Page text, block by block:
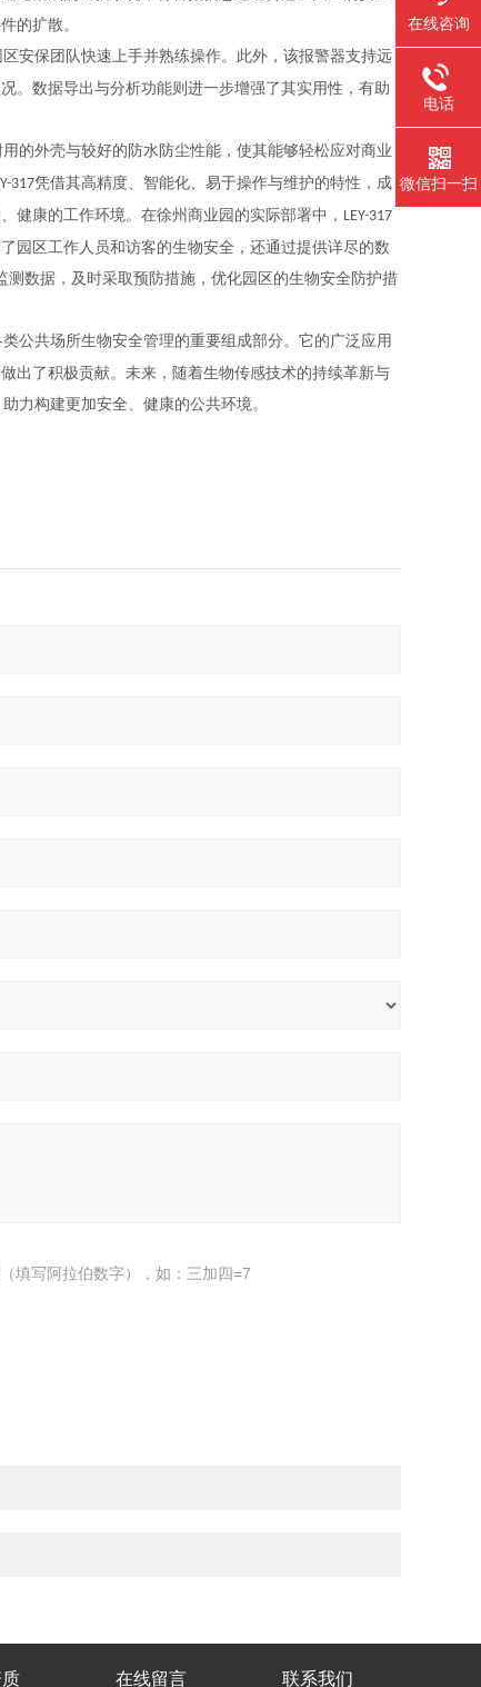
的扩散。
安保团队快速上手并熟练操作。此外，该报警器支持远
。数据导出与分析功能则进一步增强了其实用性，有助
的外壳与较好的防水防尘性能，使其能够轻松应对商业
317凭借其高精度、智能化、易于操作与维护的特性，成
健康的工作环境。在徐州商业园的实际部署中， LEY-317
园区工作人员和访客的生物安全，还通过提供详尽的数
数据，及时采取预防措施，优化园区的生物安全防护措
公共场所生物安全管理的重要组成部分。它的广泛应用
出了积极贡献。未来，随着生物传感技术的持续革新与
力构建更加安全、健康的公共环境。
填写阿拉伯数字），如：三加四=7
在线留言 联系我们
在线咨询
电话
微信扫一扫